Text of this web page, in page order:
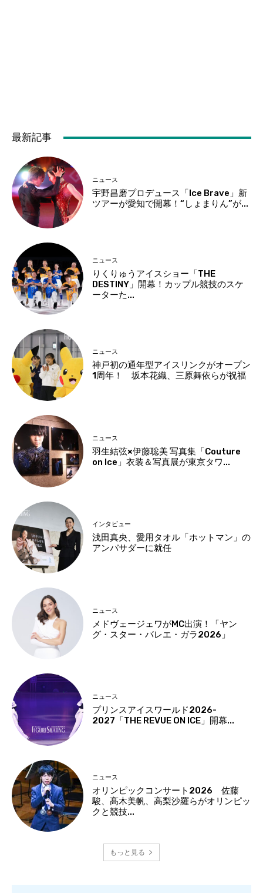
最新記事
ニュース
宇野昌磨プロデュース「Ice Brave」新
ツアーが愛知で開幕！“しょまりん”が...
ニュース
りくりゅうアイスショー「THE
DESTINY」開幕！カップル競技のスケ
ーターた...
ニュース
神戸初の通年型アイスリンクがオープン
1周年！ 坂本花織、三原舞依らが祝福
ニュース
羽生結弦×伊藤聡美 写真集「Couture
on Ice」衣装＆写真展が東京タワ...
インタビュー
浅田真央、愛用タオル「ホットマン」の
アンバサダーに就任
ニュース
メドヴェージェワがMC出演！「ヤン
グ・スター・バレエ・ガラ2026」
ニュース
プリンスアイスワールド2026-
2027「THE REVUE ON ICE」開幕...
ニュース
オリンピックコンサート2026 佐藤
駿、髙木美帆、高梨沙羅らがオリンピッ
クと競技...
もっと見る